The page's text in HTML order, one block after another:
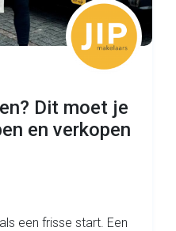
Dit moet je
en verkopen
een frisse start. Een